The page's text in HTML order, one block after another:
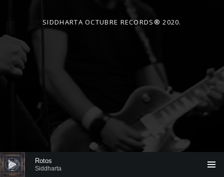
SIDDHARTA OCTUBRE RECORDS® 2020.
Reproductor de audio
Siddharta
Rotos